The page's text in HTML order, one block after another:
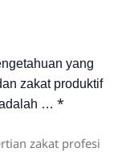
yang
zakat produktif
… *
zakat profesi